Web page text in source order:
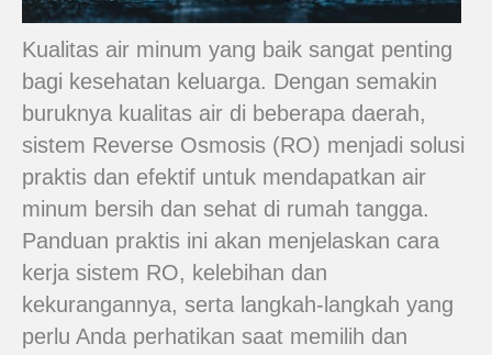
Kualitas air minum yang baik sangat penting
bagi kesehatan keluarga. Dengan semakin
buruknya kualitas air di beberapa daerah,
sistem Reverse Osmosis (RO) menjadi solusi
praktis dan efektif untuk mendapatkan air
minum bersih dan sehat di rumah tangga.
Panduan praktis ini akan menjelaskan cara
kerja sistem RO, kelebihan dan
kekurangannya, serta langkah-langkah yang
perlu Anda perhatikan saat memilih dan